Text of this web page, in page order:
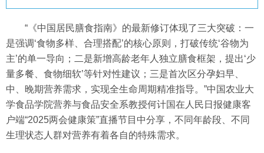
“《中国居民膳食指南》的最新修订体现了三大突破：一
是强调‘食物多样、合理搭配’的核心原则，打破传统‘谷物为
主’的单一导向；二是新增高龄老年人独立膳食框架，提出‘少
量多餐、食物细软’等针对性建议；三是首次区分孕妇早、
中、晚期营养需求，实现全生命周期精准指导。”中国农业大
学食品学院营养与食品安全系教授何计国在人民日报健康客
户端“2025两会健康策”直播节目中分享，不同年龄段、不同
生理状态人群对营养有着各自的特殊需求。